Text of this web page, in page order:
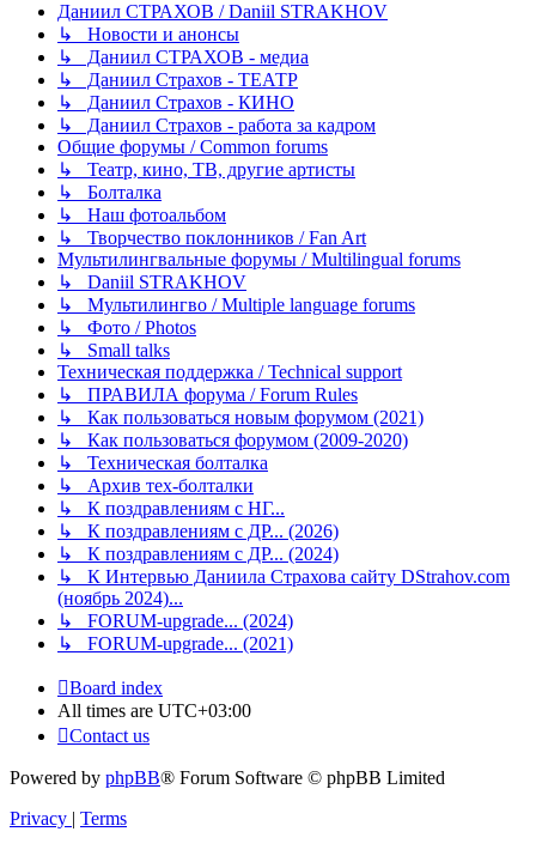
Даниил СТРАХОВ / Daniil STRAKHOV
↳ Новости и анонсы
↳ Даниил СТРАХОВ - медиа
↳ Даниил Страхов - ТЕАТР
↳ Даниил Страхов - КИНО
↳ Даниил Страхов - работа за кадром
Общие форумы / Common forums
↳ Театр, кино, ТВ, другие артисты
↳ Болталка
↳ Наш фотоальбом
↳ Творчество поклонников / Fan Art
Мультилингвальные форумы / Multilingual forums
↳ Daniil STRAKHOV
↳ Мультилингво / Multiple language forums
↳ Фото / Photos
↳ Small talks
Техническая поддержка / Technical support
↳ ПРАВИЛА форума / Forum Rules
↳ Как пользоваться новым форумом (2021)
↳ Как пользоваться форумом (2009-2020)
↳ Техническая болталка
↳ Архив тех-болталки
↳ К поздравлениям с НГ...
↳ К поздравлениям с ДР... (2026)
↳ К поздравлениям с ДР... (2024)
↳ К Интервью Даниила Страхова сайту DStrahov.com
(ноябрь 2024)...
↳ FORUM-upgrade... (2024)
↳ FORUM-upgrade... (2021)
Board index
All times are UTC+03:00
Contact us
Powered by phpBB® Forum Software © phpBB Limited
Privacy | Terms